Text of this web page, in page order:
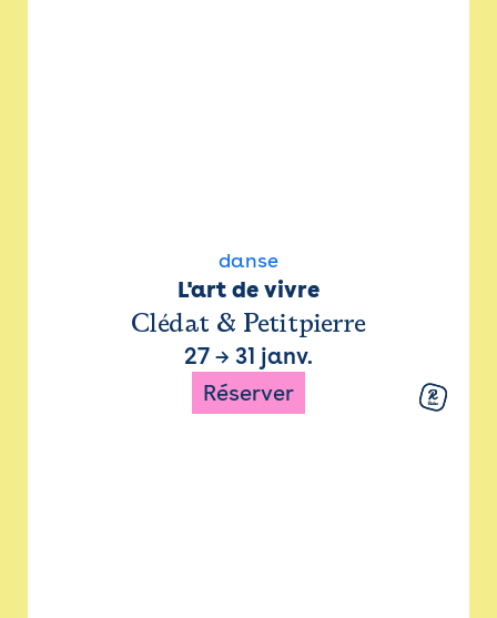
danse
L'art de vivre
Clédat & Petitpierre
27 → 31 janv.
Réserver